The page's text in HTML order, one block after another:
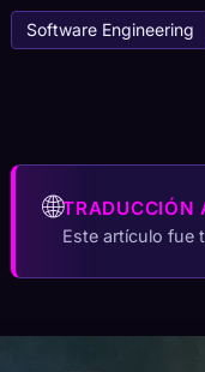
Software Engineering
🌐TRADUCCIÓN
Este artículo fue
Colección
DESCUBIERTO
0